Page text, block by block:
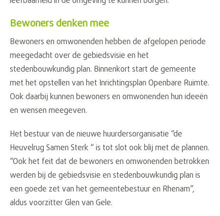
Bewoners denken mee
Bewoners en omwonenden hebben de afgelopen periode
meegedacht over de gebiedsvisie en het
stedenbouwkundig plan. Binnenkort start de gemeente
met het opstellen van het Inrichtingsplan Openbare Ruimte.
Ook daarbij kunnen bewoners en omwonenden hun ideeën
en wensen meegeven.
Het bestuur van de nieuwe huurdersorganisatie “de
Heuvelrug Samen Sterk “ is tot slot ook blij met de plannen.
“Ook het feit dat de bewoners en omwonenden betrokken
werden bij de gebiedsvisie en stedenbouwkundig plan is
een goede zet van het gemeentebestuur en Rhenam”,
aldus voorzitter Glen van Gele.